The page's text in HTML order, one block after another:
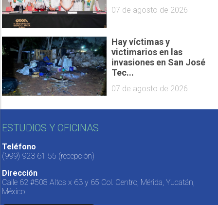
07 de agosto de 2026
Hay víctimas y
victimarios en las
invasiones en San José
Tec...
07 de agosto de 2026
ESTUDIOS Y OFICINAS
Teléfono
(999) 923 61 55 (recepción)
Dirección
Calle 62 #508 Altos x 63 y 65 Col. Centro, Mérida, Yucatán,
México.